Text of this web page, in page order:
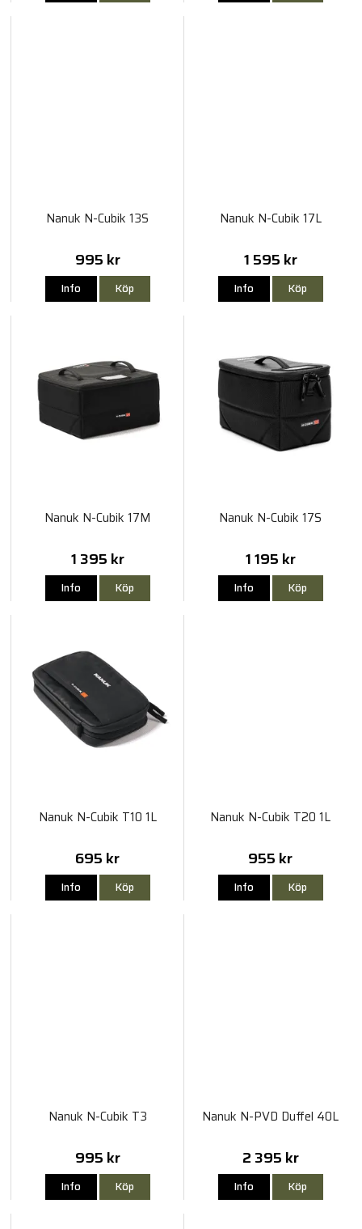
Nanuk N-Cubik 13S
995 kr
Info Köp
Nanuk N-Cubik 17L
1 595 kr
Info Köp
Nanuk N-Cubik 17M
1 395 kr
Info Köp
Nanuk N-Cubik 17S
1 195 kr
Info Köp
Nanuk N-Cubik T10 1L
695 kr
Info Köp
Nanuk N-Cubik T20 1L
955 kr
Info Köp
Nanuk N-Cubik T3
995 kr
Info Köp
Nanuk N-PVD Duffel 40L
2 395 kr
Info Köp